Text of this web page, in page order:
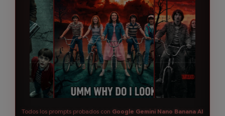
Todos los prompts probados con Google Gemini Nano Banana AI